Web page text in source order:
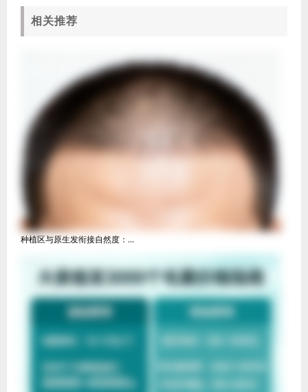
相关推荐
种植区与原生发衔接自然度：...